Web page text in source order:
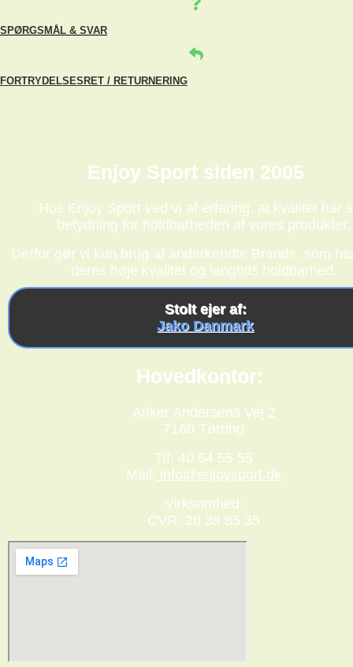
SPØRGSMÅL & SVAR
FORTRYDELSESRET / RETURNERING
Enjoy Sport siden 2005
Hos Enjoy Sport ved vi af erfaring, at kvalitet har
betydning for holdbarheden af vores produkter.
Derfor gør vi kun brug af anderkendte Brands, som
deres høje kvalitet og langtids holdbarhed.
Stolt ejer af:
Jako Danmark
Hovedkontor:
Anker Andersens Vej 2
7160 Tørring
Tlf: 40 54 55 55
Mail: info@enjoysport.dk
Virksomhed:
CVR: 28 38 85 35